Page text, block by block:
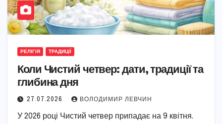
РЕЛІГІЯ ТРАДИЦІЇ
Коли Чистий четвер: дати, традиції та
глибина дня
27.07.2026 ВОЛОДИМИР ЛЕВЧИН
У 2026 році Чистий четвер припадає на 9 квітня.